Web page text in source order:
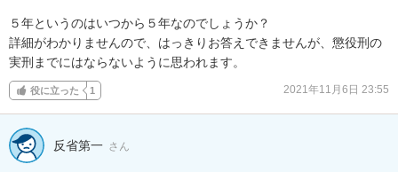
５年というのはいつから５年なのでしょうか？
詳細がわかりませんので、はっきりお答えできませんが、懲役刑の
実刑までにはならないように思われます。
役に立った 1 2021年11月6日 23:55
反省第一 さん